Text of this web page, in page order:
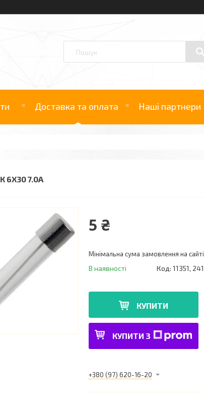
Доставка та оплата Наші партнери
6Х30 7.0А
5 ₴
Мінімальна сума замовлення на
В наявності Код: 11351,
КУПИТИ
КУПИТИ З
+380 (97) 620-16-20